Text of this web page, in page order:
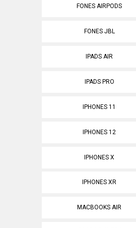
FONES AIRPODS
FONES JBL
IPADS AIR
IPADS PRO
IPHONES 11
IPHONES 12
IPHONES X
IPHONES XR
MACBOOKS AIR